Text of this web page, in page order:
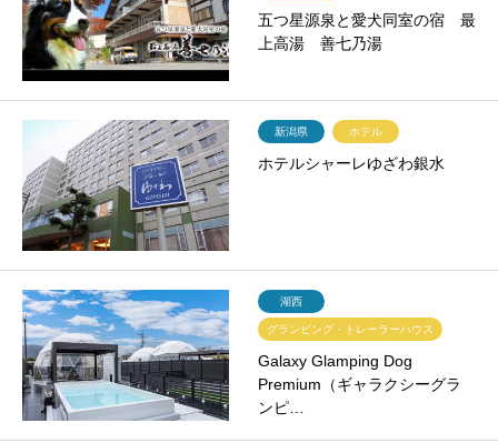
五つ星源泉と愛犬同室の宿 最
上高湯 善七乃湯
新潟県 ホテル
ホテルシャーレゆざわ銀水
湖西
グランピング・トレーラーハウス
Galaxy Glamping Dog
Premium（ギャラクシーグラ
ンピ…